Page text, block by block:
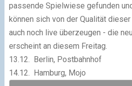
passende Spielwiese gefunden
können sich von der Qualität
auch noch live überzeugen - die
erscheint an diesem Freitag.
13.12. Berlin, Postbahnhof
14.12. Hamburg, Mojo